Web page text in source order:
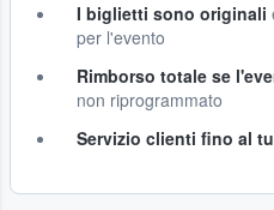
I biglietti sono originali
per l'evento
Rimborso totale se
non riprogrammato
Servizio clienti fino al